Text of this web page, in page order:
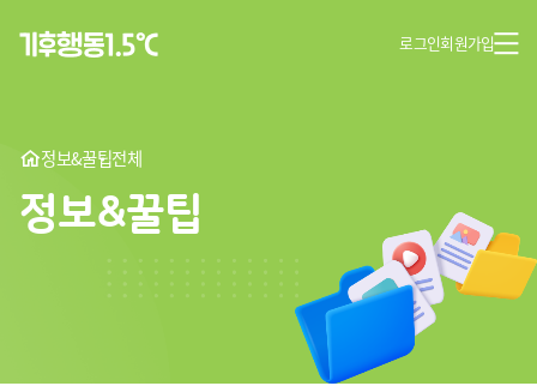
로그인회원가입
정보&꿀팁전체
정보&꿀팁